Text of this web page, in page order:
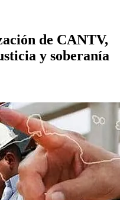
de CANTV,
y soberanía